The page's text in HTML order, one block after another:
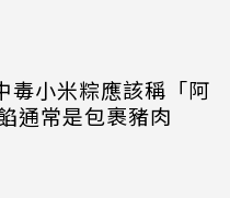
毒小米粽應該稱「阿
通常是包裹豬肉